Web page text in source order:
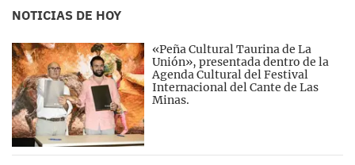
NOTICIAS DE HOY
«Peña Cultural Taurina de La
Unión», presentada dentro de la
Agenda Cultural del Festival
Internacional del Cante de Las
Minas.